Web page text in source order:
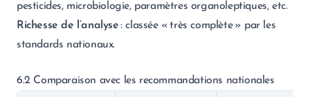
pesticides, microbiologie, paramètres organoleptiques, etc.
Richesse de l’analyse: classée « très complète » par les
standards nationaux.
6.2 Comparaison avec les recommandations nationales